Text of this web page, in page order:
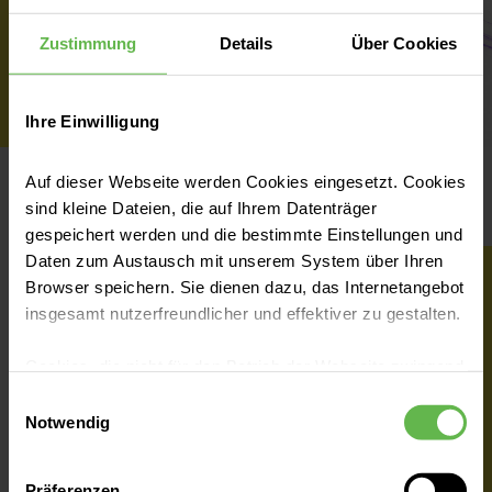
Zustimmung Details Über Cookies
Ihre Einwilligung
Auf dieser Webseite werden Cookies eingesetzt. Cookies
sind kleine Dateien, die auf Ihrem Datenträger
gespeichert werden und die bestimmte Einstellungen und
Daten zum Austausch mit unserem System über Ihren
Browser speichern. Sie dienen dazu, das Internetangebot
insgesamt nutzerfreundlicher und effektiver zu gestalten.
eingesetzt werden.
Es steht Ihnen frei, unsere Seite mit nur den notwendigen
Notwendig
Beatmungstherapie und Einstellung
auf eine häusliche Beatmung
werden Laboruntersuchungen (auf
Entzündungswerte im Blut) erfolgen.
Die apparativen Untersuchungen
umfassen
Röntgendiagnostik und
Computertomographie
Unser Behandlungsspektrum
genannten diagnostischen Verfahren
festgelegt:
Das könnte Sie auch interessieren
Asthma